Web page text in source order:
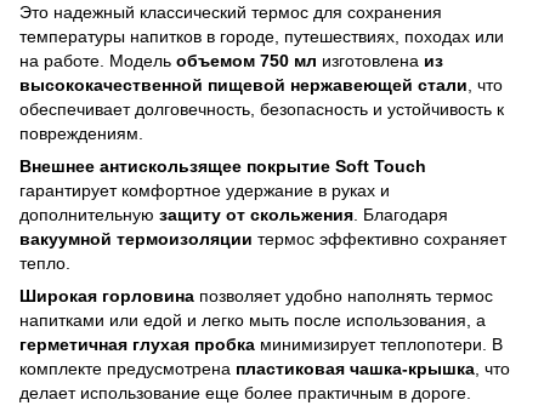
Это надежный классический термос для сохранения
температуры напитков в городе, путешествиях, походах или
на работе. Модель объемом 750 мл изготовлена из
высококачественной пищевой нержавеющей стали , что
обеспечивает долговечность, безопасность и устойчивость к
повреждениям.
Внешнее антискользящее покрытие Soft Touch
гарантирует комфортное удержание в руках и
дополнительную защиту от скольжения . Благодаря
вакуумной термоизоляции термос эффективно сохраняет
тепло.
Широкая горловина позволяет удобно наполнять термос
напитками или едой и легко мыть после использования, а
герметичная глухая пробка минимизирует теплопотери. В
комплекте предусмотрена пластиковая чашка-крышка , что
делает использование еще более практичным в дороге.